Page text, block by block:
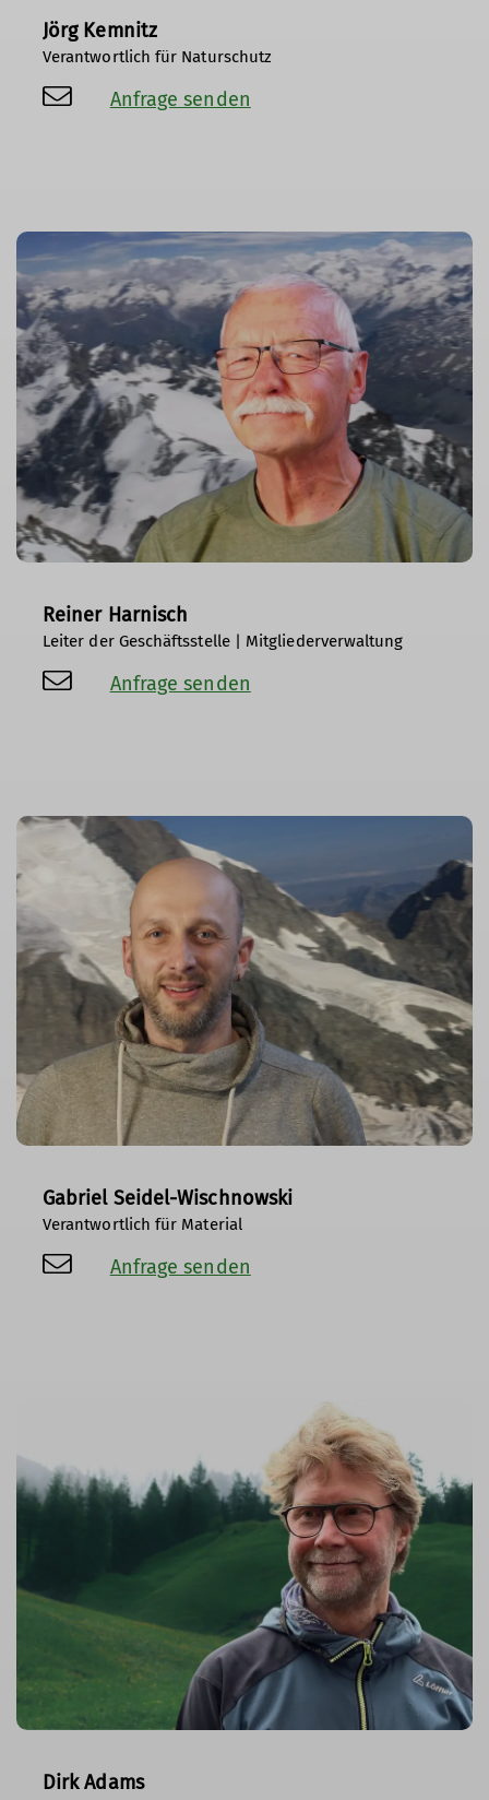
Jörg Kemnitz
Verantwortlich für Naturschutz
Anfrage senden
Reiner Harnisch
Leiter der Geschäftsstelle | Mitgliederverwaltung
Anfrage senden
Gabriel Seidel-Wischnowski
Verantwortlich für Material
Anfrage senden
Dirk Adams